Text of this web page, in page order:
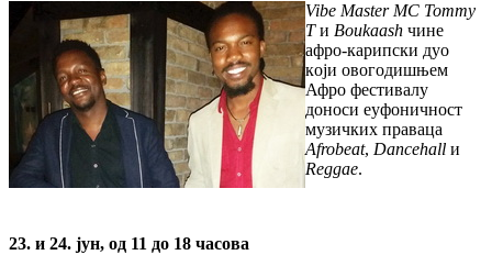
Vibe Master MC Tommy
Tи Boukaash чинe
aфрo-кaрипски дуo
кojи овогодишњем
Афро фестивалу
дoнoси еуфоничност
музичких прaвaцa
Afrobeat, Dancehall и
Reggae.
23. и 24. јун, од 11 до 18 часова